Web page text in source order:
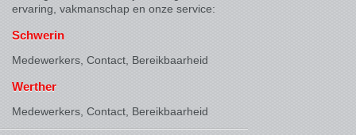
ervaring, vakmanschap en onze service:
Schwerin
Medewerkers, Contact, Bereikbaarheid
Werther
Medewerkers, Contact, Bereikbaarheid